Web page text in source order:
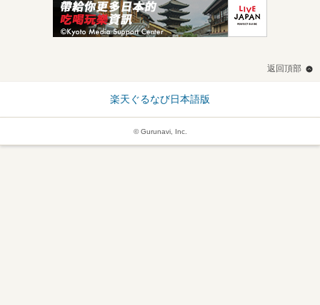
返回頂部
楽天ぐるなび日本語版
© Gurunavi, Inc.